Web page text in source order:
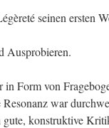
seinen ersten
Ausprobieren.
in Form von
war
gute, konstruktive